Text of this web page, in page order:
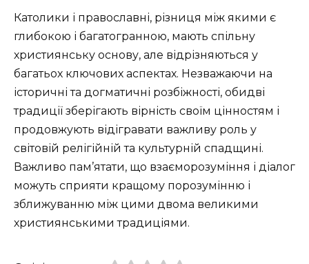
Католики і православні, різниця між якими є
глибокою і багатогранною, мають спільну
християнську основу, але відрізняються у
багатьох ключових аспектах. Незважаючи на
історичні та догматичні розбіжності, обидві
традиції зберігають вірність своїм цінностям і
продовжують відігравати важливу роль у
світовій релігійній та культурній спадщині.
Важливо пам’ятати, що взаєморозуміння і діалог
можуть сприяти кращому порозумінню і
зближуванню між цими двома великими
християнськими традиціями.